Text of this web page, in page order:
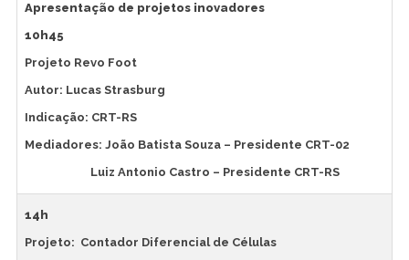
Apresentação de projetos inovadores
10h45
Projeto Revo Foot
Autor: Lucas Strasburg
Indicação: CRT-RS
Mediadores: João Batista Souza – Presidente CRT-02
Luiz Antonio Castro – Presidente CRT-RS
14h
Projeto: Contador Diferencial de Células